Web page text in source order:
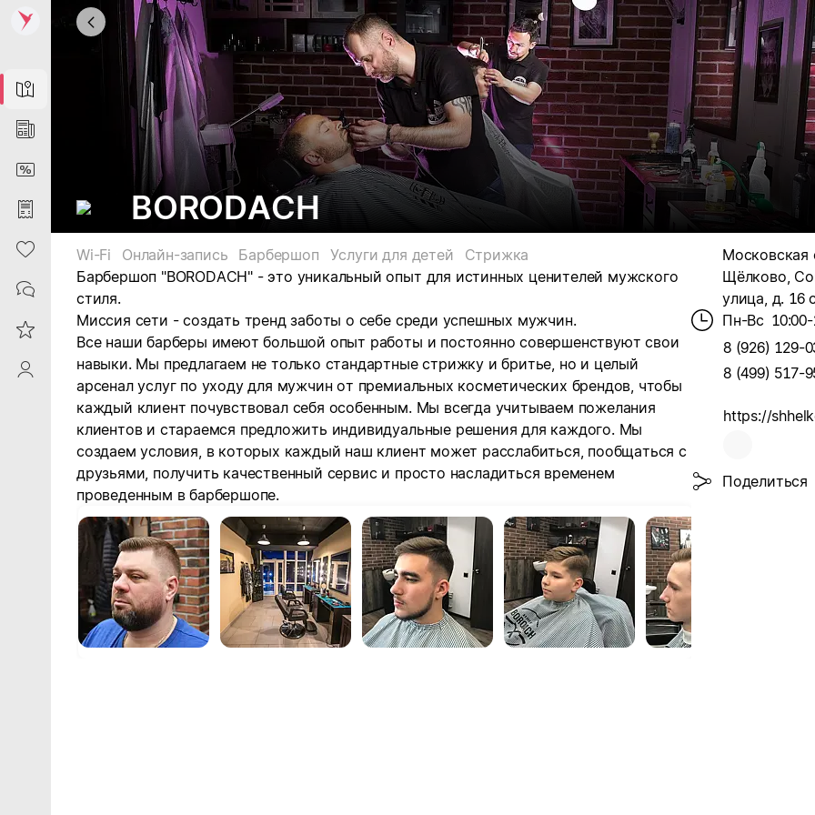
Map
News
DiscountCard
Purchases
Heart
Contacts
Reviews
ProfileSaby
BORODACH
Wi-Fi Онлайн-запись Барбершоп Услуги для детей
Стрижка
Барбершоп "BORODACH" - это уникальный опыт для истинных ценителей мужского
стиля.
Миссия сети - создать тренд заботы о себе среди успешных мужчин.
Все наши барберы имеют большой опыт работы и постоянно совершенствуют свои
навыки. Мы предлагаем не только стандартные стрижку и бритье, но и целый
арсенал услуг по уходу для мужчин от премиальных косметических брендов, чтобы
каждый клиент почувствовал себя особенным. Мы всегда учитываем пожелания
клиентов и стараемся предложить индивидуальные решения для каждого. Мы
создаем условия, в которых каждый наш клиент может расслабиться, пообщаться с
друзьями, получить качественный сервис и просто насладиться временем
проведенным в барбершопе.
Московская
Щёлково,
улица, д. 16
Пн-Вс
8 (926) 129-
8 (499) 517-
Поделиться